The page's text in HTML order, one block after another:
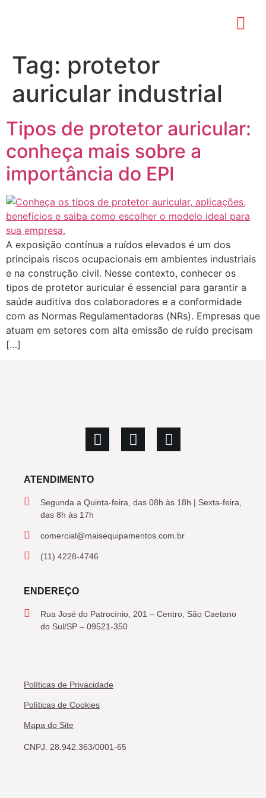
Tag: protetor
auricular industrial
Tipos de protetor auricular:
conheça mais sobre a
importância do EPI
A exposição contínua a ruídos elevados é um dos
principais riscos ocupacionais em ambientes industriais
e na construção civil. Nesse contexto, conhecer os
tipos de protetor auricular é essencial para garantir a
saúde auditiva dos colaboradores e a conformidade
com as Normas Regulamentadoras (NRs). Empresas que
atuam em setores com alta emissão de ruído precisam
[…]
ATENDIMENTO
Segunda a Quinta-feira, das 08h às 18h | Sexta-feira,
das 8h às 17h
comercial@maisequipamentos.com.br
(11) 4228-4746
ENDEREÇO
Rua José do Patrocínio, 201 – Centro, São Caetano
do Sul/SP – 09521-350
Políticas de Privacidade
Políticas de Cookies
Mapa do Site
CNPJ. 28.942.363/0001-65